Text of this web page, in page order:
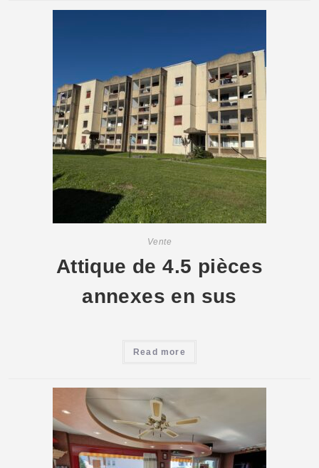
Vente
Attique de 4.5 pièces
annexes en sus
Read more